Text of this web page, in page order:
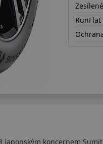
japonským koncernem